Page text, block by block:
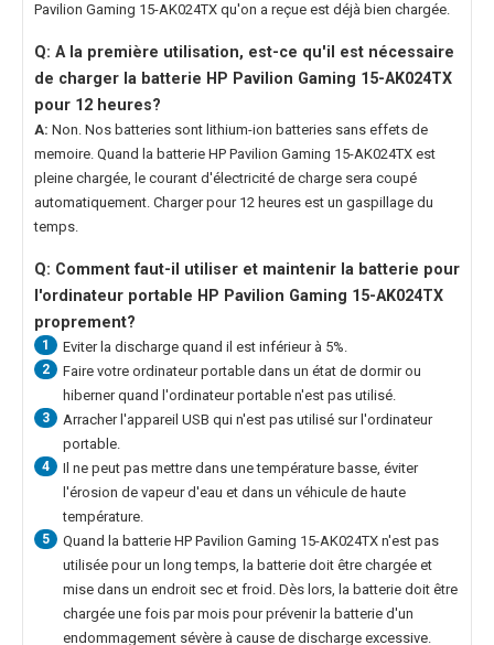
Pavilion Gaming 15-AK024TX qu'on a reçue est déjà bien chargée.
Q: A la première utilisation, est-ce qu'il est nécessaire
de charger la batterie HP Pavilion Gaming 15-AK024TX
pour 12 heures?
A: Non. Nos batteries sont lithium-ion batteries sans effets de
memoire. Quand la batterie HP Pavilion Gaming 15-AK024TX est
pleine chargée, le courant d'électricité de charge sera coupé
automatiquement. Charger pour 12 heures est un gaspillage du
temps.
Q: Comment faut-il utiliser et maintenir la batterie pour
l'ordinateur portable HP Pavilion Gaming 15-AK024TX
proprement?
1 Eviter la discharge quand il est inférieur à 5%.
2
Faire votre ordinateur portable dans un état de dormir ou
hiberner quand l'ordinateur portable n'est pas utilisé.
3
Arracher l'appareil USB qui n'est pas utilisé sur l'ordinateur
portable.
4
Il ne peut pas mettre dans une température basse, éviter
l'érosion de vapeur d'eau et dans un véhicule de haute
température.
5 Quand la batterie HP Pavilion Gaming 15-AK024TX n'est pas
utilisée pour un long temps, la batterie doit être chargée et
mise dans un endroit sec et froid. Dès lors, la batterie doit être
chargée une fois par mois pour prévenir la batterie d'un
endommagement sévère à cause de discharge excessive.